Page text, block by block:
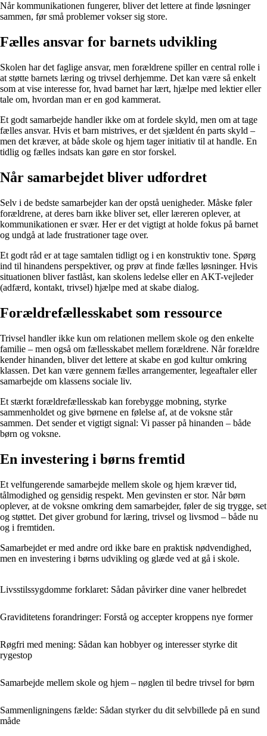
Når kommunikationen fungerer, bliver det lettere at finde løsninger
sammen, før små problemer vokser sig store.
Fælles ansvar for barnets udvikling
Skolen har det faglige ansvar, men forældrene spiller en central rolle i
at støtte barnets læring og trivsel derhjemme. Det kan være så enkelt
som at vise interesse for, hvad barnet har lært, hjælpe med lektier eller
tale om, hvordan man er en god kammerat.
Et godt samarbejde handler ikke om at fordele skyld, men om at tage
fælles ansvar. Hvis et barn mistrives, er det sjældent én parts skyld –
men det kræver, at både skole og hjem tager initiativ til at handle. En
tidlig og fælles indsats kan gøre en stor forskel.
Når samarbejdet bliver udfordret
Selv i de bedste samarbejder kan der opstå uenigheder. Måske føler
forældrene, at deres barn ikke bliver set, eller læreren oplever, at
kommunikationen er svær. Her er det vigtigt at holde fokus på barnet
og undgå at lade frustrationer tage over.
Et godt råd er at tage samtalen tidligt og i en konstruktiv tone. Spørg
ind til hinandens perspektiver, og prøv at finde fælles løsninger. Hvis
situationen bliver fastlåst, kan skolens ledelse eller en AKT-vejleder
(adfærd, kontakt, trivsel) hjælpe med at skabe dialog.
Forældrefællesskabet som ressource
Trivsel handler ikke kun om relationen mellem skole og den enkelte
familie – men også om fællesskabet mellem forældrene. Når forældre
kender hinanden, bliver det lettere at skabe en god kultur omkring
klassen. Det kan være gennem fælles arrangementer, legeaftaler eller
samarbejde om klassens sociale liv.
Et stærkt forældrefællesskab kan forebygge mobning, styrke
sammenholdet og give børnene en følelse af, at de voksne står
sammen. Det sender et vigtigt signal: Vi passer på hinanden – både
børn og voksne.
En investering i børns fremtid
Et velfungerende samarbejde mellem skole og hjem kræver tid,
tålmodighed og gensidig respekt. Men gevinsten er stor. Når børn
oplever, at de voksne omkring dem samarbejder, føler de sig trygge, set
og støttet. Det giver grobund for læring, trivsel og livsmod – både nu
og i fremtiden.
Samarbejdet er med andre ord ikke bare en praktisk nødvendighed,
men en investering i børns udvikling og glæde ved at gå i skole.
Livsstilssygdomme forklaret: Sådan påvirker dine vaner helbredet
Graviditetens forandringer: Forstå og accepter kroppens nye former
Røgfri med mening: Sådan kan hobbyer og interesser styrke dit
rygestop
Samarbejde mellem skole og hjem – nøglen til bedre trivsel for børn
Sammenligningens fælde: Sådan styrker du dit selvbillede på en sund
måde